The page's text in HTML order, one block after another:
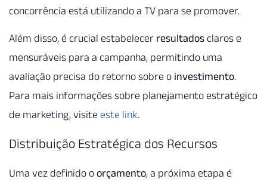
concorrência está utilizando a TV para se promover.
Além disso, é crucial estabelecer resultados claros e
mensuráveis para a campanha, permitindo uma
avaliação precisa do retorno sobre o investimento.
Para mais informações sobre planejamento estratégico
de marketing, visite este link.
Distribuição Estratégica dos Recursos
Uma vez definido o orçamento, a próxima etapa é